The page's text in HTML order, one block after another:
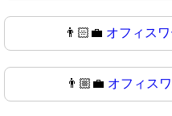
👨🏻‍💼 オフィス
👨🏼‍💼 オフィス